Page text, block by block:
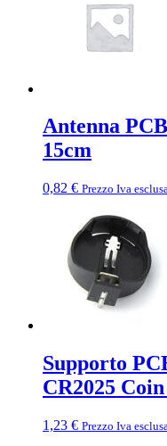
Antenna
15cm
0,82 € Prezzo Iva
Supporto
CR2025
1,23 € Prezzo Iva